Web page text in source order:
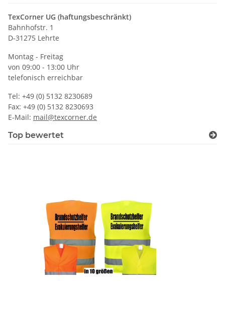
TexCorner UG (haftungsbeschränkt)
Bahnhofstr. 1
D-31275 Lehrte
Montag - Freitag
von 09:00 - 13:00 Uhr
telefonisch erreichbar
Tel: +49 (0) 5132 8230689
Fax: +49 (0) 5132 8230693
E-Mail: mail@texcorner.de
Top bewertet